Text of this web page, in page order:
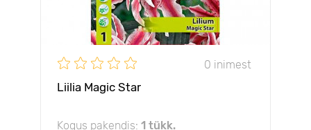
0 inimest
Liilia Magic Star
Kogus pakendis: 1 tükk.